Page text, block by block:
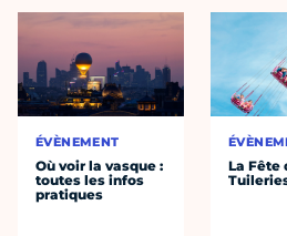
ÉVÈNEMENT
Où voir la vasque :
toutes les infos
pratiques
La Fête